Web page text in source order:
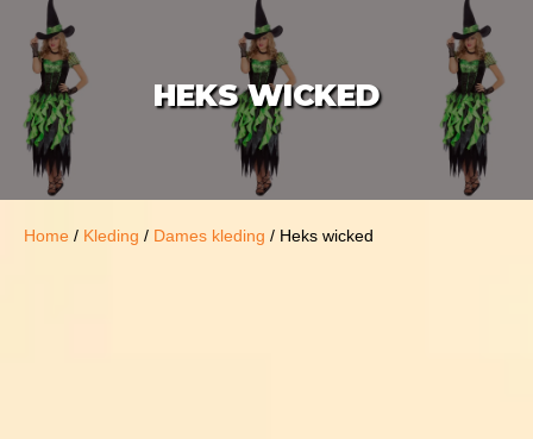
HEKS WICKED
Home / Kleding / Dames kleding / Heks wicked